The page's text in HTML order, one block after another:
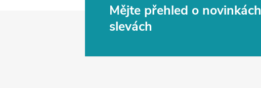
Mějte přehled o novinkách
slevách